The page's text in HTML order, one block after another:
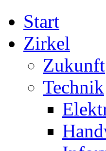
Start
Zirkel
Zukunft
Technik